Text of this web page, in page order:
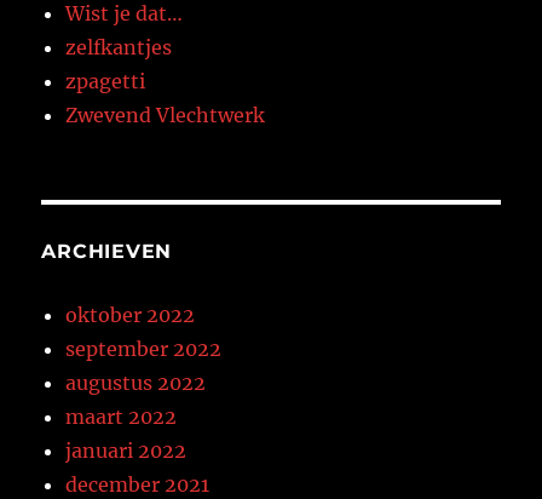
Wist je dat…
zelfkantjes
zpagetti
Zwevend Vlechtwerk
ARCHIEVEN
oktober 2022
september 2022
augustus 2022
maart 2022
januari 2022
december 2021